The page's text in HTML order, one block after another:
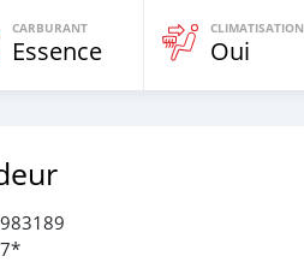
CARBURANT
Essence
CLIMATISATION
Oui